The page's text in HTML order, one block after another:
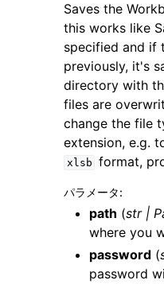
Saves the
this works like
specified and if
previously, it's
directory with
files are
change the file
extension, e.g.
xlsb format,
パラメータ:
path (str|
where you
password (
password